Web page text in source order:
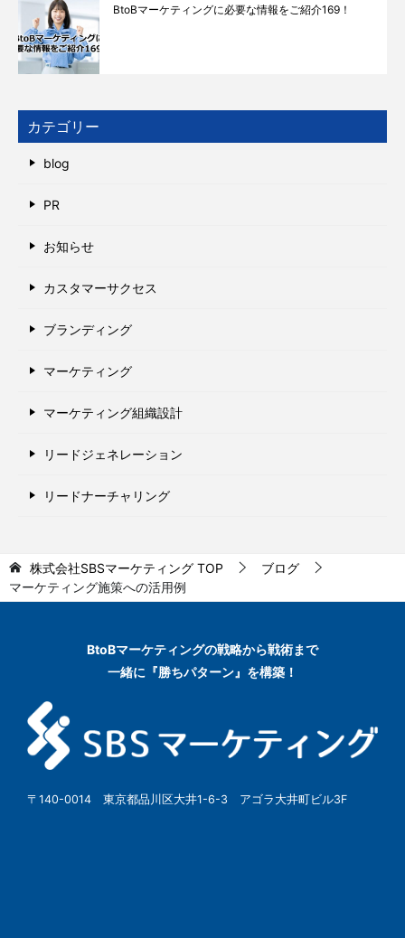
BtoBマーケティングに必要な情報をご紹介169！
カテゴリー
blog
PR
お知らせ
カスタマーサクセス
ブランディング
マーケティング
マーケティング組織設計
リードジェネレーション
リードナーチャリング
株式会社SBSマーケティング TOP
ブログ
マーケティング施策への活用例
BtoBマーケティングの戦略から戦術まで
一緒に『勝ちパターン』を構築！
〒140-0014 東京都品川区大井1-6-3 アゴラ大井町ビル3F